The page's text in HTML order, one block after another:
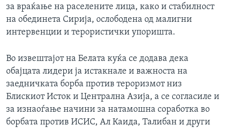
за враќање на раселените лица, како и стабилност
на обединета Сирија, ослободена од малигни
интервенции и терористички упоришта.
Во извештајот на Белата куќа се додава дека
обајцата лидери ја истакнале и важноста на
заедничката борба против тероризмот низ
Блискиот Исток и Централна Азија, а се согласиле и
за изнаоѓање начини за натамошна соработка во
борбата против ИСИС, Ал Каида, Талибан и други